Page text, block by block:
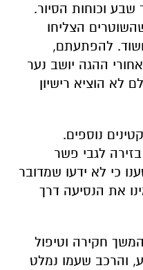
וכוחות הסיור.
הצליחו
להפתעתם,
ההגה יושב נער
לא הוציא רישיון
נוספים.
לגבי פשר
כי לא ידעו שמדובר
את הנסיעה דרך
חקירה וטיפול
והרכב שעמו נמלט